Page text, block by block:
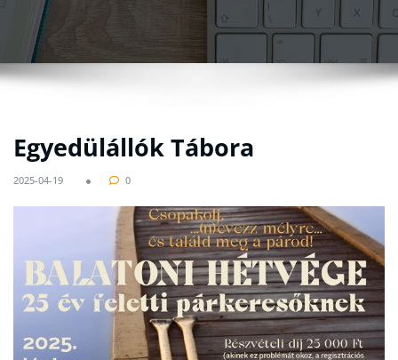
Egyedülállók Tábora
2025-04-19 0